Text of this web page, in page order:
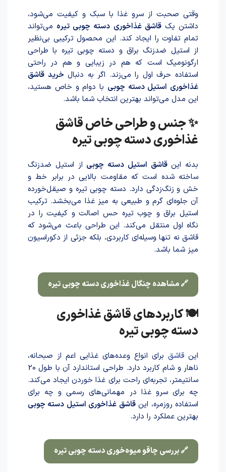
وقتی صحبت از سرو غذا با سبک و کیفیت می‌شود،
داشتن یکقاشق غذاخوری دسته چوبی تیره می‌تواند
تمام تفاوت را ایجاد کند. این محصول ترکیبی بی‌نظیر
از استیل ضدزنگ براق و دسته چوبی تیره با طراحی
ارگونومیک است که هم در زیبایی و هم در راحتی
استفاده حرف اول را می‌زند. اگر به دنبال خرید قاشق
غذاخوری استیل دسته چوبی با دوام و خاص هستید،
این مدل می‌تواند بهترین انتخاب شما باشد.
✨ جنس و طراحی خاص قاشق
غذاخوری دسته چوبی تیره
بدنه اینقاشق استیل دسته چوبی از استیل ضدزنگ
ساخته شده است که مقاومت بالایی در برابر خط و
خش و زنگ‌زدگی دارد. دسته چوبی تیره و صیقل‌خورده
آن جلوه‌ای گرم و طبیعی به میز غذا می‌بخشد. ترکیب
استیل براق و چوب تیره حس اصالت و کیفیت را در
نگاه اول منتقل می‌کند. این طراحی باعث می‌شود که
قاشق نه تنها وسیله‌ای کاربردی، بلکه جزئی از دکوراسیون
میز شما باشد.
🔗 مشاهده چنگال غذاخوری دسته چوبی تیره
🍽 کاربردهای قاشق غذاخوری
دسته چوبی تیره
این قاشقبرای انواع وعده‌های غذایی اعم از صبحانه،
ناهار و شام کاربرد دارد. طراحی استاندارد آن با طول 20
سانتیمتر، تجربه‌ای راحت برای غذا خوردن ایجاد می‌کند.
چه برای سرو غذا در مهمانی‌های رسمی و چه برای
استفاده روزمره، اینقاشق غذاخوری استیل دسته چوبی
بهترین عملکرد را دارد.
🔗 بررسی چاقو میوه‌خوری دسته چوبی تیره